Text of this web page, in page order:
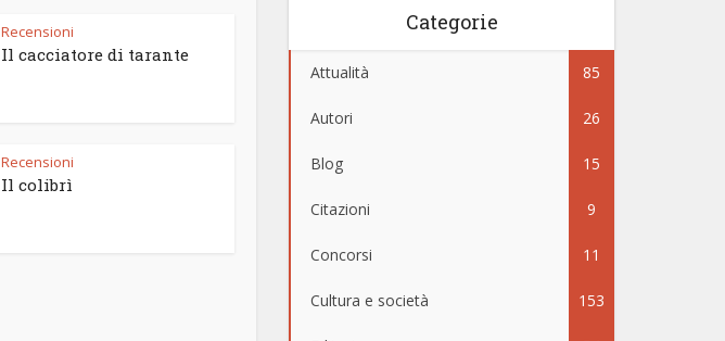
Recensioni
Il cacciatore di tarante
Recensioni
Il colibrì
Categorie
Attualità 85
Autori 26
Blog 15
Citazioni 9
Concorsi 11
Cultura e società 153